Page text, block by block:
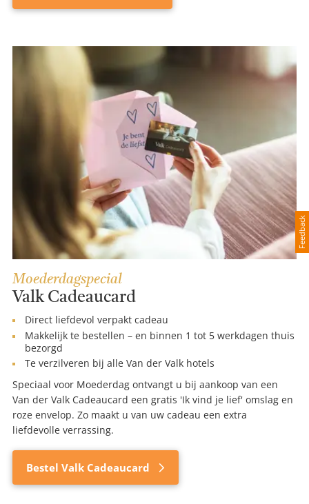
Moederdagspecial
Valk Cadeaucard
Direct liefdevol verpakt cadeau
Makkelijk te bestellen – en binnen 1 tot 5 werkdagen thuis
bezorgd
Te verzilveren bij alle Van der Valk hotels
Speciaal voor Moederdag ontvangt u bij aankoop van een
Van der Valk Cadeaucard een gratis 'Ik vind je lief' omslag en
roze envelop. Zo maakt u van uw cadeau een extra
liefdevolle verrassing.
Bestel Valk Cadeaucard
Feedback